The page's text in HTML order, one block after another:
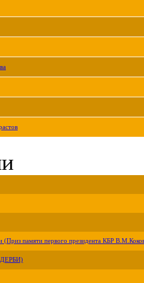
(Приз памяти первого президента КБР